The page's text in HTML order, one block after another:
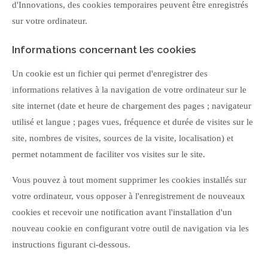
d'Innovations, des cookies temporaires peuvent être enregistrés
sur votre ordinateur.
Informations concernant les cookies
Un cookie est un fichier qui permet d'enregistrer des
informations relatives à la navigation de votre ordinateur sur le
site internet (date et heure de chargement des pages ; navigateur
utilisé et langue ; pages vues, fréquence et durée de visites sur le
site, nombres de visites, sources de la visite, localisation) et
permet notamment de faciliter vos visites sur le site.
Vous pouvez à tout moment supprimer les cookies installés sur
votre ordinateur, vous opposer à l'enregistrement de nouveaux
cookies et recevoir une notification avant l'installation d'un
nouveau cookie en configurant votre outil de navigation via les
instructions figurant ci-dessous.